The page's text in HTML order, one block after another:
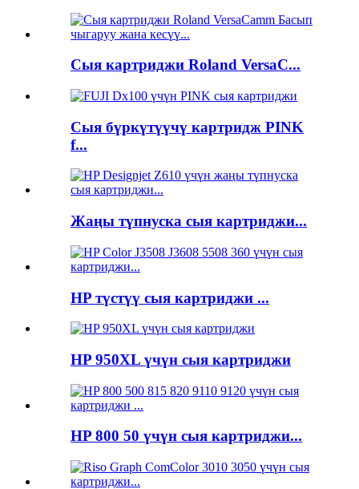
Сыя картриджи Roland VersaC...
Сыя бүркүтүүчү картридж PINK
f...
Жаңы түпнуска сыя картриджи...
HP түстүү сыя картриджи ...
HP 950XL үчүн сыя картриджи
HP 800 50 үчүн сыя картриджи...